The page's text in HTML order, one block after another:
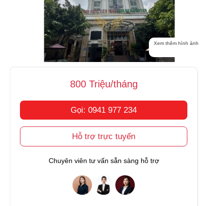
Xem thêm hình ảnh
800 Triệu/tháng
Gọi: 0941 977 234
Hỗ trợ trực tuyến
Chuyên viên tư vấn sẵn sàng hỗ trợ